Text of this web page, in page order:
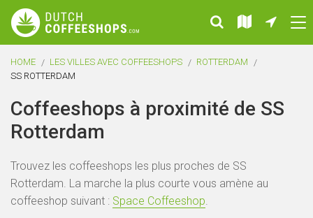
HOME LES VILLES AVEC COFFEESHOPS
ROTTERDAM
SS ROTTERDAM
Coffeeshops à proximité de SS
Rotterdam
Trouvez les coffeeshops les plus proches de SS
Rotterdam. La marche la plus courte vous amène au
coffeeshop suivant : Space Coffeeshop.